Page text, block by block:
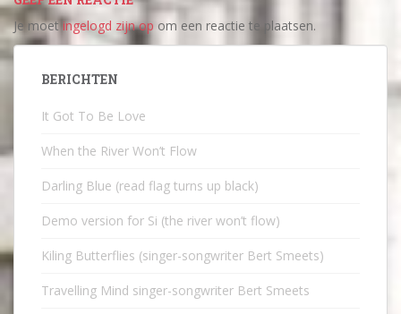
Je moetingelogd zijn op om een reactie te plaatsen.
BERICHTEN
It Got To Be Love
When the River Won’t Flow
Darling Blue (read flag turns up black)
Demo version for Si (the river won’t flow)
Kiling Butterflies (singer-songwriter Bert Smeets)
Travelling Mind singer-songwriter Bert Smeets